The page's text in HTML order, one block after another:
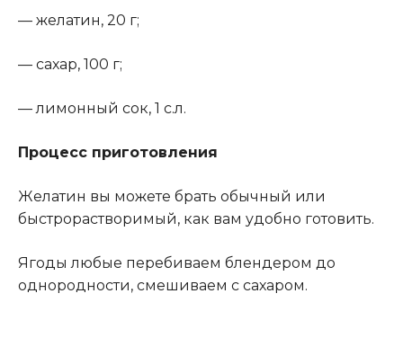
— желатин, 20 г;
— сахар, 100 г;
— лимонный сок, 1 с.л.
Процесс приготовления
Желатин вы можете брать обычный или
быстрорастворимый, как вам удобно готовить.
Ягоды любые перебиваем блендером до
однородности, смешиваем с сахаром.